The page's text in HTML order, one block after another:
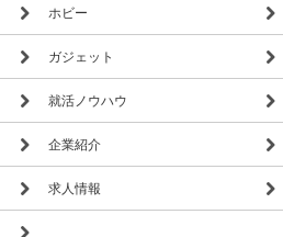
ホビー
ガジェット
就活ノウハウ
企業紹介
求人情報